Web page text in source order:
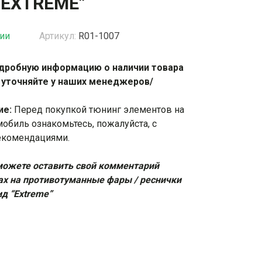
Артикул: R01-1007
информацию о наличии товара
уточняйте у наших менеджеров/
Перед покупкой тюнинг элементов на
ознакомьтесь, пожалуйста, с
.
оставить свой комментарий
на противотуманные фары / реснички
“Extreme”